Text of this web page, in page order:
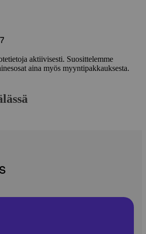
aktiivisesti. Suosittelemme
aina myös myyntipakkauksesta.